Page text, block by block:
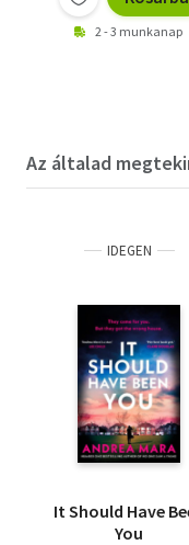
2 - 3 munkanap
Az általad
IDEGEN
It Should Have
You